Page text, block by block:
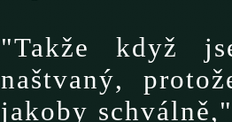
"Takže když
naštvaný,
jakoby